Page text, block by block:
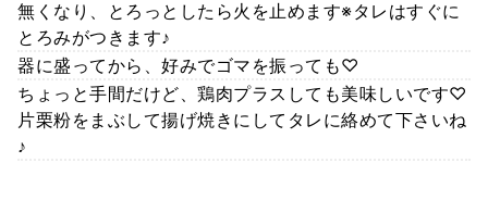
無くなり、とろっとしたら火を止めます※タレはすぐに
とろみがつきます♪
器に盛ってから、好みでゴマを振っても♡
ちょっと手間だけど、鶏肉プラスしても美味しいです♡
片栗粉をまぶして揚げ焼きにしてタレに絡めて下さいね
♪